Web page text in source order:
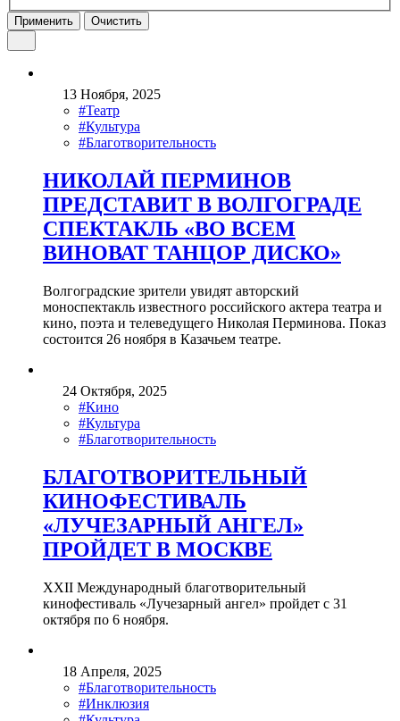
Применить Очистить
13 Ноября, 2025
#Театр
#Культура
#Благотворительность
НИКОЛАЙ ПЕРМИНОВ
ПРЕДСТАВИТ В ВОЛГОГРАДЕ
СПЕКТАКЛЬ «ВО ВСЕМ
ВИНОВАТ ТАНЦОР ДИСКО»
Волгоградские зрители увидят авторский
моноспектакль известного российского актера театра и
кино, поэта и телеведущего Николая Перминова. Показ
состоится 26 ноября в Казачьем театре.
24 Октября, 2025
#Кино
#Культура
#Благотворительность
БЛАГОТВОРИТЕЛЬНЫЙ
КИНОФЕСТИВАЛЬ
«ЛУЧЕЗАРНЫЙ АНГЕЛ»
ПРОЙДЕТ В МОСКВЕ
XXII Международный благотворительный
кинофестиваль «Лучезарный ангел» пройдет с 31
октября по 6 ноября.
18 Апреля, 2025
#Благотворительность
#Инклюзия